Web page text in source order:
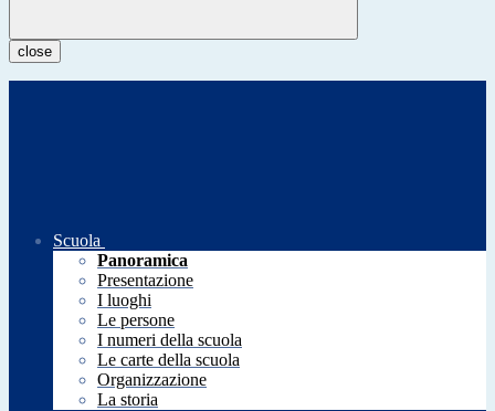
close
Scuola
Panoramica
Presentazione
I luoghi
Le persone
I numeri della scuola
Le carte della scuola
Organizzazione
La storia